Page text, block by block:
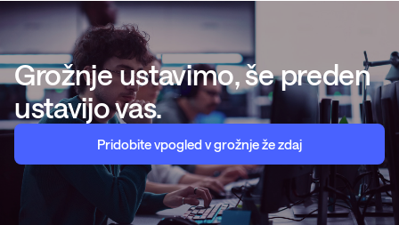
Grožnje ustavimo, še preden
ustavijo vas.
Pridobite vpogled v grožnje že zdaj